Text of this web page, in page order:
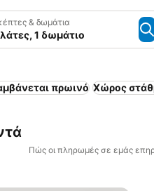
& δωμάτια
1 δωμάτιο
πρωινό Χώρος
Πώς οι πληρωμές σε εμάς